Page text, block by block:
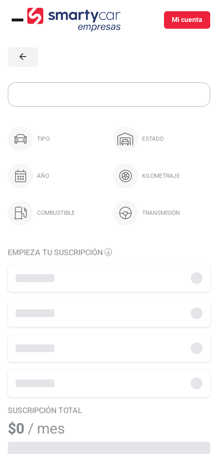
Menú Mi cuenta
TIPO ESTADO
AÑO KILOMETRAJE
COMBUSTIBLE TRANSMISIÓN
EMPIEZA TU SUSCRIPCIÓN
SUSCRIPCIÓN TOTAL
$0/ mes